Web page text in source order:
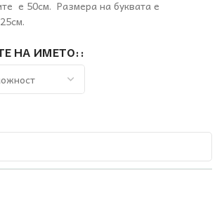
е 50см. Размера на буквата е
НА ИМЕТО: